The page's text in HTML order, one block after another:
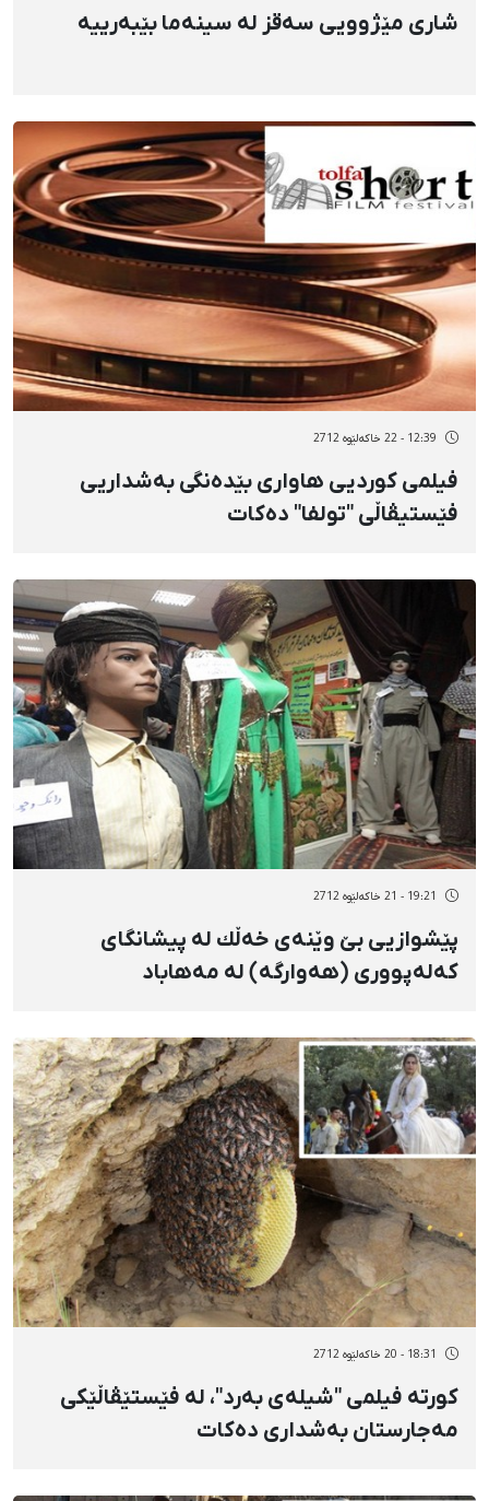
شاری مێژوویی سەقز لە سینەما بێبەرییە
12:39 - 22 خاکەلێوه 2712
فیلمی كوردیی هاواری بێدەنگی بەشداریی
فێستیڤاڵی "تولفا" دەكات
19:21 - 21 خاکەلێوه 2712
پێشوازیی بێ‌ وێنەی خەڵك لە پیشانگای
كەلەپووری (هەوارگە) لە مەهاباد
18:31 - 20 خاکەلێوه 2712
كورتە فیلمی "شیلەی بەرد"، لە فێستێڤاڵێكی
مەجارستان بەشداری دەكات